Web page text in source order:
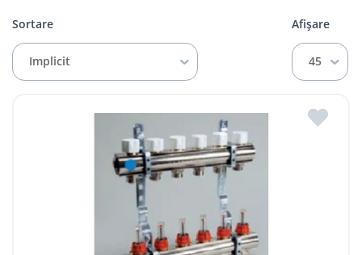
Sortare
Implicit
Afișare
45